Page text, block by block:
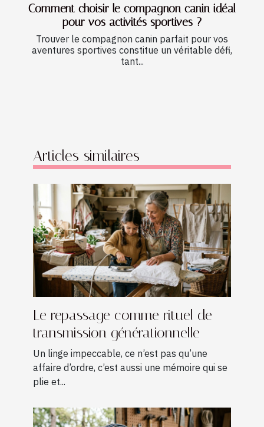
Comment choisir le compagnon canin idéal
pour vos activités sportives ?
Trouver le compagnon canin parfait pour vos
aventures sportives constitue un véritable défi,
tant...
Articles similaires
Le repassage comme rituel de
transmission générationnelle
Un linge impeccable, ce n’est pas qu’une
affaire d’ordre, c’est aussi une mémoire qui se
plie et...